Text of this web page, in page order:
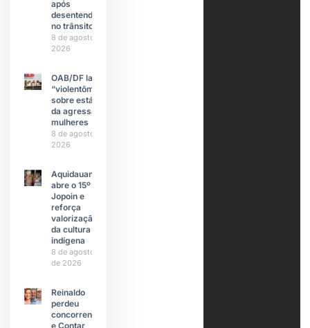
após
desentendimento
no trânsito
8 de agosto de
2026
OAB/DF lança
“violentômetro”
sobre estágios
da agressão a
mulheres
8 de agosto de
2026
Aquidauana
abre o 15º
Jopoin e
reforça
valorização
da cultura
indígena
8 de agosto
de 2026
Reinaldo
perdeu
concorrente
e Contar